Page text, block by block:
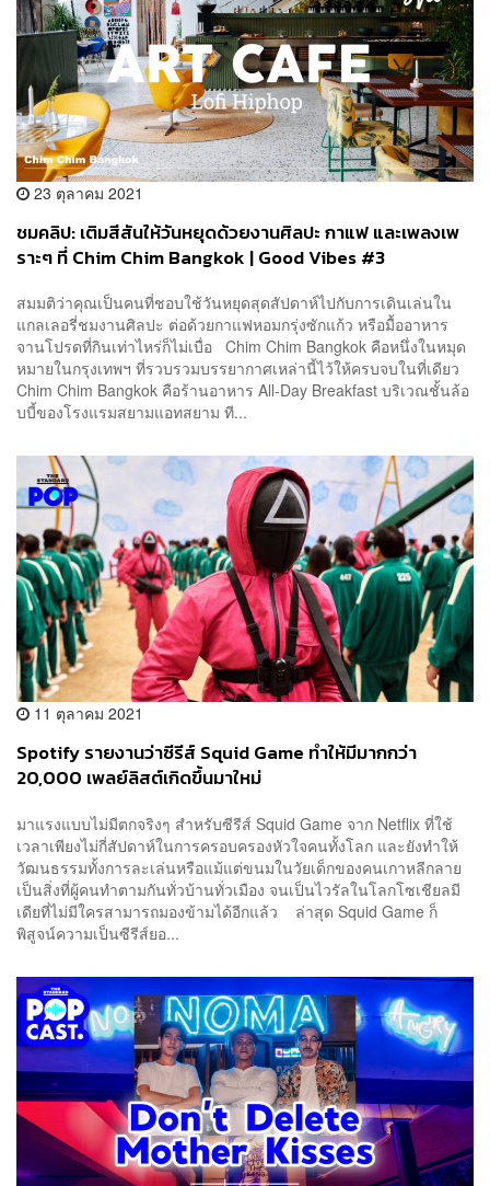
23 ตุลาคม 2021
ชมคลิป: เติมสีสันให้วันหยุดด้วยงานศิลปะ กาแฟ และเพลงเพ
ราะๆ ที่ Chim Chim Bangkok | Good Vibes #3
สมมติว่าคุณเป็นคนที่ชอบใช้วันหยุดสุดสัปดาห์ไปกับการเดินเล่นใน
แกลเลอรี่ชมงานศิลปะ ต่อด้วยกาแฟหอมกรุ่งซักแก้ว หรือมื้ออาหาร
จานโปรดที่กินเท่าไหร่ก็ไม่เบื่อ Chim Chim Bangkok คือหนึ่งในหมุด
หมายในกรุงเทพฯ ที่รวบรวมบรรยากาศเหล่านี้ไว้ให้ครบจบในที่เดียว
Chim Chim Bangkok คือร้านอาหาร All-Day Breakfast บริเวณชั้นล้อ
บบี้ของโรงแรมสยามแอทสยาม ที...
11 ตุลาคม 2021
Spotify รายงานว่าซีรีส์ Squid Game ทำให้มีมากกว่า
20,000 เพลย์ลิสต์เกิดขึ้นมาใหม่
มาแรงแบบไม่มีตกจริงๆ สำหรับซีรีส์ Squid Game จาก Netflix ที่ใช้
เวลาเพียงไม่กี่สัปดาห์ในการครอบครองหัวใจคนทั้งโลก และยังทำให้
วัฒนธรรมทั้งการละเล่นหรือแม้แต่ขนมในวัยเด็กของคนเกาหลีกลาย
เป็นสิ่งที่ผู้คนทำตามกันทั่วบ้านทั่วเมือง จนเป็นไวรัลในโลกโซเชียลมี
เดียที่ไม่มีใครสามารถมองข้ามได้อีกแล้ว ล่าสุด Squid Game ก็
พิสูจน์ความเป็นซีรีส์ยอ...